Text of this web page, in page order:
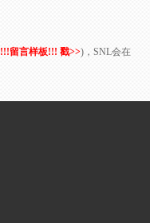
!!!留言样板!!! 戳>>)，SNL会在